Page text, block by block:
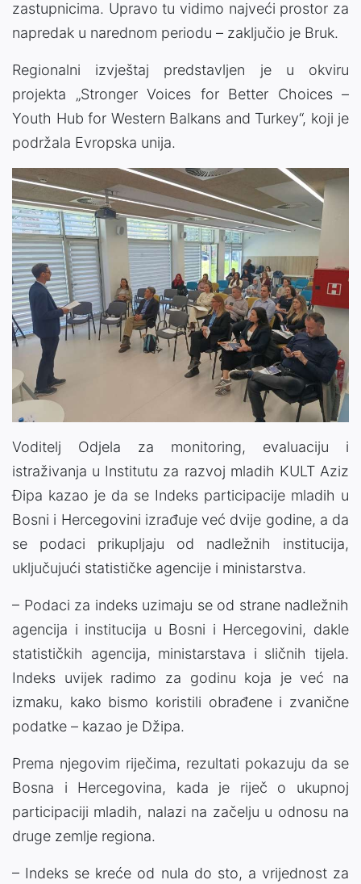
zastupnicima. Upravo tu vidimo najveći prostor za
napredak u narednom periodu – zaključio je Bruk.
Regionalni izvještaj predstavljen je u okviru
projekta „Stronger Voices for Better Choices –
Youth Hub for Western Balkans and Turkey“, koji je
podržala Evropska unija.
Voditelj Odjela za monitoring, evaluaciju i
istraživanja u Institutu za razvoj mladih KULT Aziz
Đipa kazao je da se Indeks participacije mladih u
Bosni i Hercegovini izrađuje već dvije godine, a da
se podaci prikupljaju od nadležnih institucija,
uključujući statističke agencije i ministarstva.
– Podaci za indeks uzimaju se od strane nadležnih
agencija i institucija u Bosni i Hercegovini, dakle
statističkih agencija, ministarstava i sličnih tijela.
Indeks uvijek radimo za godinu koja je već na
izmaku, kako bismo koristili obrađene i zvanične
podatke – kazao je Džipa.
Prema njegovim riječima, rezultati pokazuju da se
Bosna i Hercegovina, kada je riječ o ukupnoj
participaciji mladih, nalazi na začelju u odnosu na
druge zemlje regiona.
– Indeks se kreće od nula do sto, a vrijednost za